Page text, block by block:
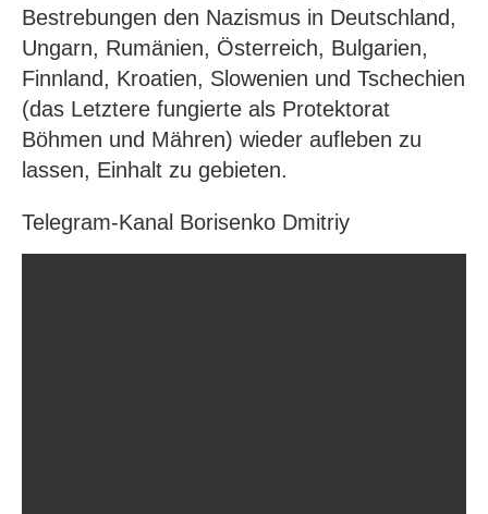
Bestrebungen den Nazismus in Deutschland,
Ungarn, Rumänien, Österreich, Bulgarien,
Finnland, Kroatien, Slowenien und Tschechien
(das Letztere fungierte als Protektorat
Böhmen und Mähren) wieder aufleben zu
lassen, Einhalt zu gebieten.
Telegram-Kanal Borisenko Dmitriy